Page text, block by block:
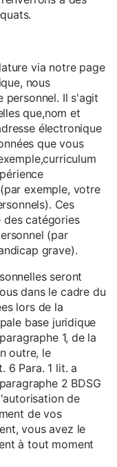
via notre page
nous
personnel. Il s'agit
que,nom et
électronique
que vous
exemple, votre
Ces
des catégories
(par
grave).
seront
dans le cadre du
lors de la
base juridique
1, de la
outre, le
6 Para. 1 lit. a
2 BDSG
de
de vos
vous avez le
à tout moment